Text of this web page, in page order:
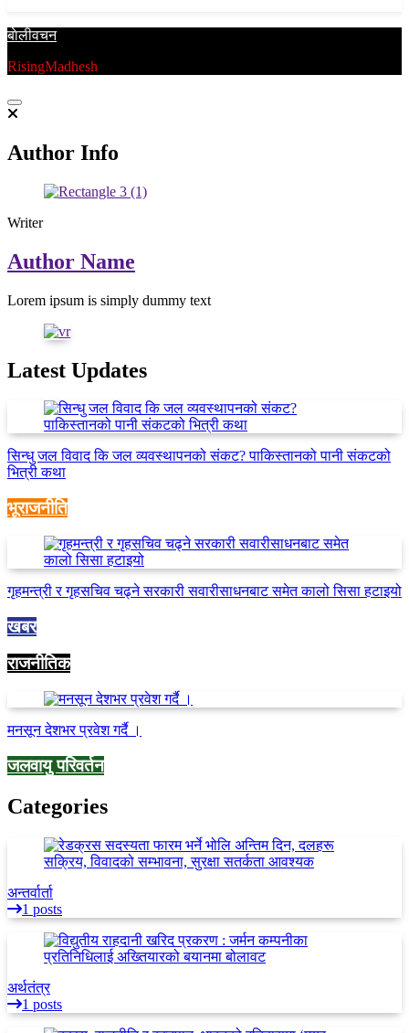
बाेलीवचन
RisingMadhesh
Author Info
Writer
Author Name
Lorem ipsum is simply dummy text
Latest Updates
सिन्धु जल विवाद कि जल व्यवस्थापनको संकट? पाकिस्तानको पानी संकटको
भित्री कथा
भूराजनीति
गृहमन्त्री र गृहसचिव चढ्ने सरकारी सवारीसाधनबाट समेत कालो सिसा हटाइयो
खबर
राजनीतिक
मनसून देशभर प्रवेश गर्दै ।
जलवायु परिवर्तन
Categories
अन्तर्वार्ता
1 posts
अर्थतंत्र
1 posts